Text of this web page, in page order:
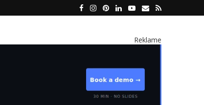
Reklame